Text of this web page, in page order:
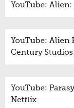
YouTube:
YouTube: Alien
Century Studios
YouTube:
Netflix